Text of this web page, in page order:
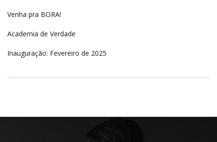
Venha pra BORA!
Academia de Verdade
Inauguração: Fevereiro de 2025